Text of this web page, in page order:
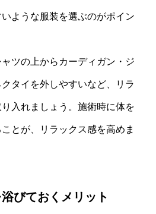
ような服装を選ぶのがポイン
ツの上からカーディガン・ジ
タイを外しやすいなど、リラ
入れましょう。施術時に体を
とが、リラックス感を高めま
びておくメリット